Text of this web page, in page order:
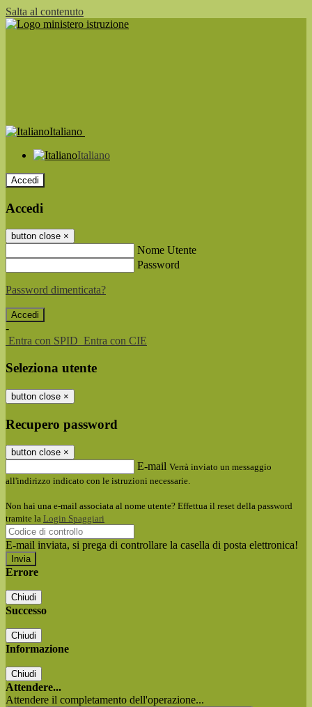
Salta al contenuto
Italiano
Italiano
Accedi
Accedi
button close ×
Nome Utente
Password
Password dimenticata?
-
Entra con SPID Entra con CIE
Seleziona utente
button close ×
Recupero password
button close ×
E-mail Verrà inviato un messaggio
all'indirizzo indicato con le istruzioni necessarie.
Non hai una e-mail associata al nome utente? Effettua il reset della password
tramite la Login Spaggiari
E-mail inviata, si prega di controllare la casella di posta elettronica!
Errore
Chiudi
Successo
Chiudi
Informazione
Chiudi
Attendere...
Attendere il completamento dell'operazione...